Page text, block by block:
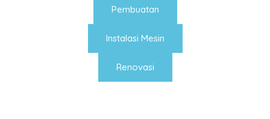
Pembuatan
Instalasi Mesin
Renovasi